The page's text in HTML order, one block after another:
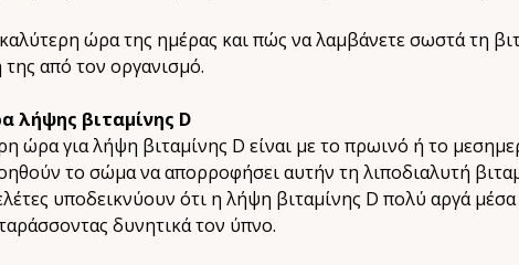
ώρα της ημέρας και πώς να λαμβάνετε σωστά τη
από τον οργανισμό.
λήψης βιταμίνης D
ώρα για λήψη βιταμίνης D είναι με το πρωινό ή το
το σώμα να απορροφήσει αυτήν τη λιποδιαλυτή
υποδεικνύουν ότι η λήψη βιταμίνης D πολύ αργά
δυνητικά τον ύπνο.